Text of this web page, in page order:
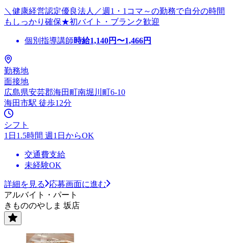
＼健康経営認定優良法人／週1・1コマ～の勤務で自分の時間
もしっかり確保★初バイト・ブランク歓迎
個別指導講師時給1,140円〜1,466円
勤務地
面接地
広島県安芸郡海田町南堀川町6-10
海田市駅 徒歩12分
シフト
1日1.5時間 週1日からOK
交通費支給
未経験OK
詳細を見る
応募画面に進む
アルバイト・パート
きもののやしま 坂店